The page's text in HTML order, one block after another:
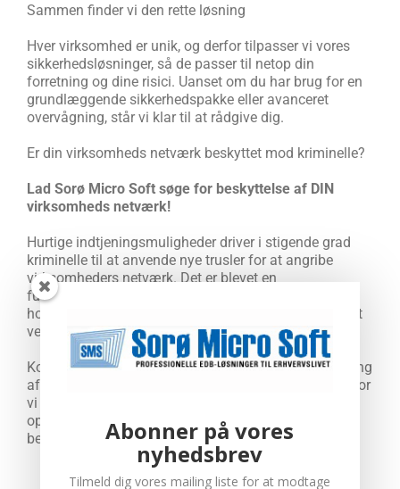
Sammen finder vi den rette løsning
Hver virksomhed er unik, og derfor tilpasser vi vores
sikkerhedsløsninger, så de passer til netop din
forretning og dine risici. Uanset om du har brug for en
grundlæggende sikkerhedspakke eller avanceret
overvågning, står vi klar til at rådgive dig.
Er din virksomheds netværk beskyttet mod kriminelle?
Lad Sorø Micro Soft søge for beskyttelse af DIN
virksomheds netværk!
Hurtige indtjeningsmuligheder driver i stigende grad
kriminelle til at anvende nye trusler for at angribe
virksomheders netværk. Det er blevet en
fuldtidsbeskæftigelse for danske virksomheder at
holde sig up-to-date med de seneste udviklinger, og at
vedligeholde systemer.
Kontakt Sorø Micro Soft for at få lavet en gennemgang
af din virksomheds it-sikkerhed. Vi laver løsninger, hvor
vi både installerer software og hardware for at løse
opgaven. På den måde opnår DIN virksomhed den
bedste beskyttelse med virus, hackere og spammails.
Abonner på vores
nyhedsbrev
Tilmeld dig vores mailing liste for at modtage